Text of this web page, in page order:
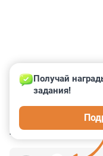
КОММЕНТАРИИ
Получай
задания!